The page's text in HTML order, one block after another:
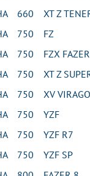
660 XT Z
750 FZ
750 FZX FAZER
750 XT Z
750 XV VIRAGO
750 YZF
750 YZF R7
750 YZF SP